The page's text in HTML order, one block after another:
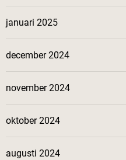
januari 2025
december 2024
november 2024
oktober 2024
augusti 2024